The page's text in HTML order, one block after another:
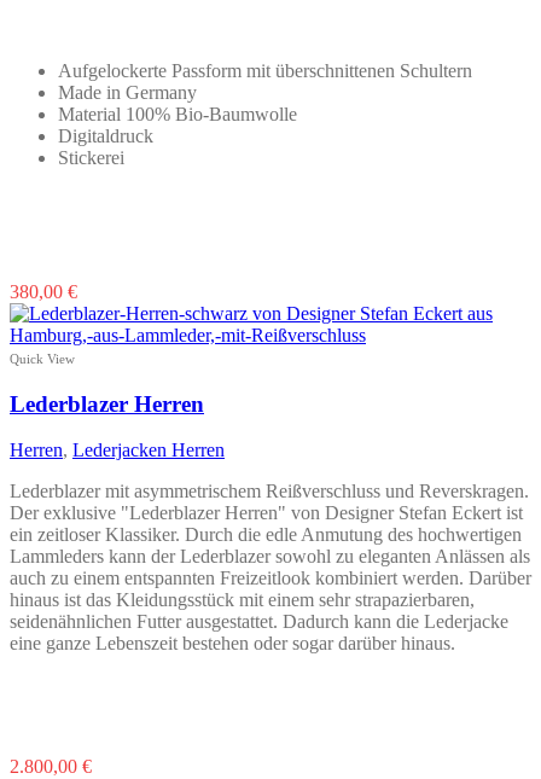
Aufgelockerte Passform mit überschnittenen Schultern
Made in Germany
Material 100% Bio-Baumwolle
Digitaldruck
Stickerei
380,00 €Dieses
Produkt
weist
auf.
Die
Optionen
können
auf
der
Produktseite
gewählt
werden
Quick View
Lederblazer Herren
Herren, Lederjacken Herren
Lederblazer mit asymmetrischem Reißverschluss und Reverskragen.
Der exklusive "Lederblazer Herren" von Designer Stefan Eckert ist
ein zeitloser Klassiker. Durch die edle Anmutung des hochwertigen
Lammleders kann der Lederblazer sowohl zu eleganten Anlässen als
auch zu einem entspannten Freizeitlook kombiniert werden. Darüber
hinaus ist das Kleidungsstück mit einem sehr strapazierbaren,
seidenähnlichen Futter ausgestattet. Dadurch kann die Lederjacke
eine ganze Lebenszeit bestehen oder sogar darüber hinaus.
2.800,00 €Dieses